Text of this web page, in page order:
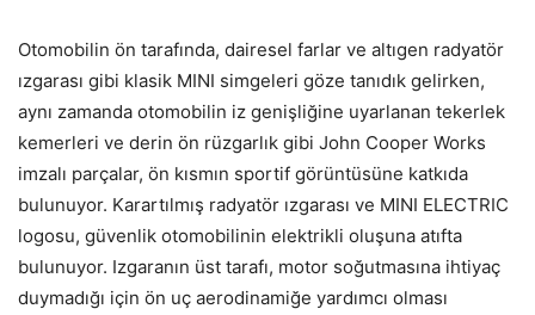
Otomobilin ön tarafında, dairesel farlar ve altıgen radyatör
ızgarası gibi klasik MINI simgeleri göze tanıdık gelirken,
aynı zamanda otomobilin iz genişliğine uyarlanan tekerlek
kemerleri ve derin ön rüzgarlık gibi John Cooper Works
imzalı parçalar, ön kısmın sportif görüntüsüne katkıda
bulunuyor. Karartılmış radyatör ızgarası ve MINI ELECTRIC
logosu, güvenlik otomobilinin elektrikli oluşuna atıfta
bulunuyor. Izgaranın üst tarafı, motor soğutmasına ihtiyaç
duymadığı için ön uç aerodinamiğe yardımcı olması